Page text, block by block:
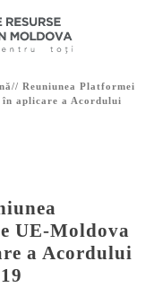
Reuniunea Platformei
aplicare a Acordului
UE-Moldova
a Acordului